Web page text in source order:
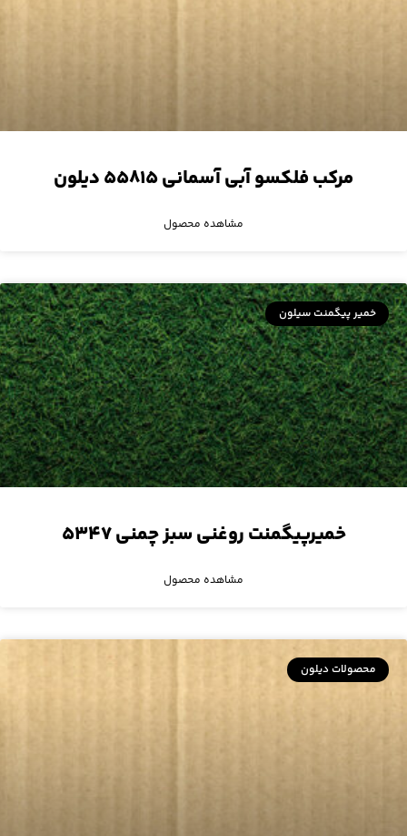
مرکب فلکسو آبی آسمانی ۵۵۸۱۵ دیلون
مشاهده محصول
خمیر پیگمنت سیلون
خمیرپیگمنت روغنی سبز چمنی ۵۳۴۷
مشاهده محصول
محصولات دیلون